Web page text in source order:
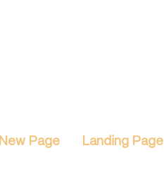
New Page Landing Page